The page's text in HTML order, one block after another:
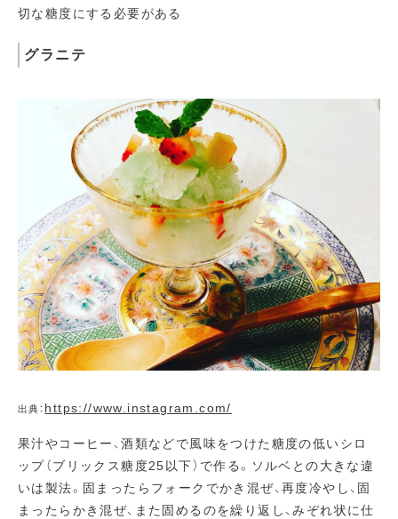
切な糖度にする必要がある
グラニテ
出典： https://www.instagram.com/
果汁やコーヒー、酒類などで風味をつけた糖度の低いシロ
ップ（ブリックス糖度25以下）で作る。ソルベとの大きな違
いは製法。固まったらフォークでかき混ぜ、再度冷やし、固
まったらかき混ぜ、また固めるのを繰り返し、みぞれ状に仕